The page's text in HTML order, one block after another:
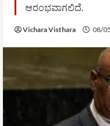
ಆರಂಭವಾಗಲಿದೆ.
Vichara Visthara 08/